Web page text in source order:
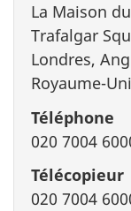
La Maison
Trafalgar
Londres,
Royaume-Uni
Téléphone
020 7004
Télécopieur
020 7004